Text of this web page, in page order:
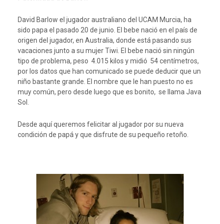
David Barlow el jugador australiano del UCAM Murcia, ha
sido papa el pasado 20 de junio. El bebe nació en el país de
origen del jugador, en Australia, donde está pasando sus
vacaciones junto a su mujer Tiwi. El bebe nació sin ningún
tipo de problema, peso 4.015 kilos y midió 54 centímetros,
por los datos que han comunicado se puede deducir que un
niño bastante grande. El nombre que le han puesto no es
muy común, pero desde luego que es bonito, se llama Java
Sol.
Desde aquí queremos felicitar al jugador por su nueva
condición de papá y que disfrute de su pequeño retoño.